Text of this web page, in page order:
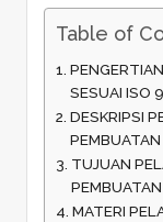
Table of
SESUAI ISO
DESKRIPSI
TUJUAN
MATERI